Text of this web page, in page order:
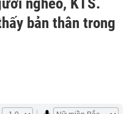
bản thân trong